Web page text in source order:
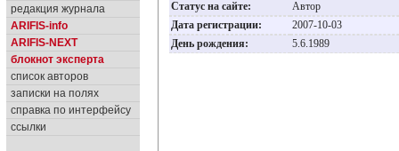
редакция журнала
ARIFIS-info
ARIFIS-NEXT
блокнот эксперта
список авторов
записки на полях
справка по интерфейсу
ссылки
Статус на сайте:
Автор
Дата регистрации:
2007-10-03
День рождения:
5.6.1989